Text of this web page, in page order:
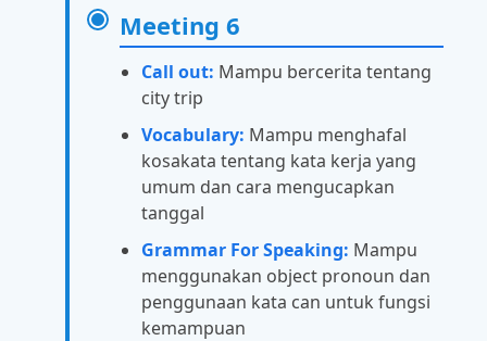
Meeting 6
Call out: Mampu bercerita tentang
city trip
Vocabulary: Mampu menghafal
kosakata tentang kata kerja yang
umum dan cara mengucapkan
tanggal
Grammar For Speaking: Mampu
menggunakan object pronoun dan
penggunaan kata can untuk fungsi
kemampuan